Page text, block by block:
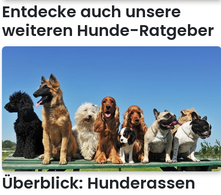
Entdecke auch unsere
weiteren Hunde-Ratgeber
Überblick: Hunderassen